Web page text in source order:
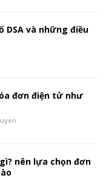
DSA và những điều
đơn điện tử như
nên lựa chọn đơn